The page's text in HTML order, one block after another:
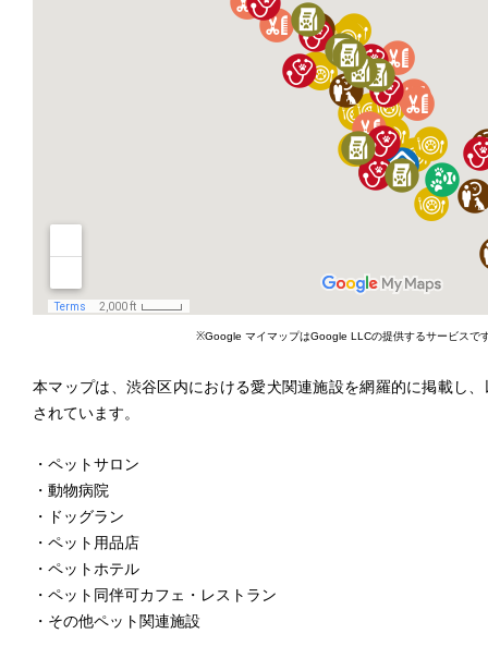
※Google マイマップはGoogle LLCの提供するサービスで
本マップは、渋谷区内における愛犬関連施設を網羅的に掲載し
されています。
・ペットサロン
・動物病院
・ドッグラン
・ペット用品店
・ペットホテル
・ペット同伴可カフェ・レストラン
・その他ペット関連施設